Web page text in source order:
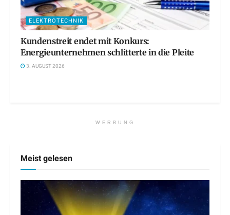
ELEKTROTECHNIK
Kundenstreit endet mit Konkurs:
Energieunternehmen schlitterte in die Pleite
3. AUGUST 2026
WERBUNG
Meist gelesen